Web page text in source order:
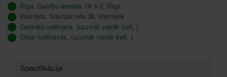
Rīga, Ganību dambis 7A k-3, Rīga
Valmiera, Stacijas iela 38, Valmiera
Centrālā noliktava, (uzzināt vairāk šeit, )
Citas noliktavas, (uzzināt vairāk šeit, )
Specifikācija